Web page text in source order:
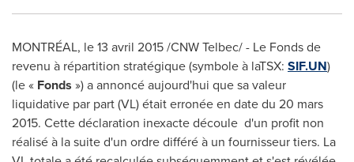
MONTRÉAL, le 13 avril 2015 /CNW Telbec/ - Le Fonds de
revenu à répartition stratégique (symbole à laTSX: SIF.UN)
(le « Fonds ») a annoncé aujourd'hui que sa valeur
liquidative par part (VL) était erronée en date du 20 mars
2015. Cette déclaration inexacte découle d'un profit non
réalisé à la suite d'un ordre différé à un fournisseur tiers. La